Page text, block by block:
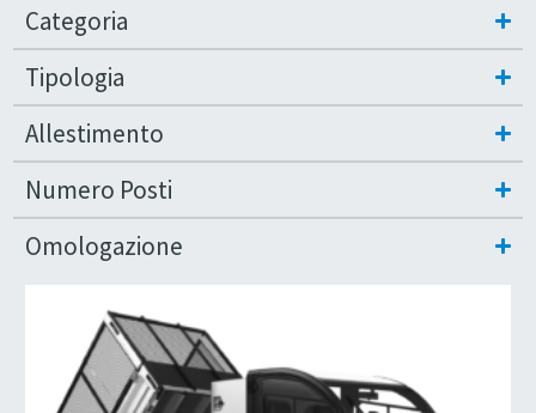
Categoria
Tipologia
Allestimento
Numero Posti
Omologazione